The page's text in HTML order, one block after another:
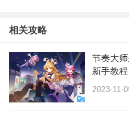
相关攻略
节奏大
新手教程
2023-11-